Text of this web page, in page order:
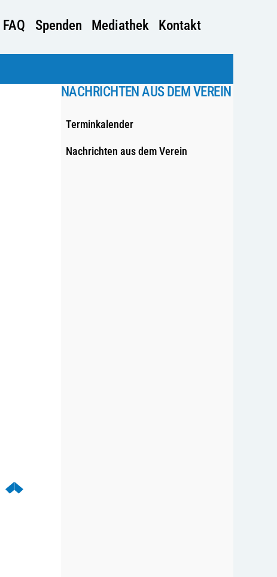
FAQ Spenden Mediathek Kontakt
NACHRICHTEN AUS DEM VEREIN
Terminkalender
Nachrichten aus dem Verein